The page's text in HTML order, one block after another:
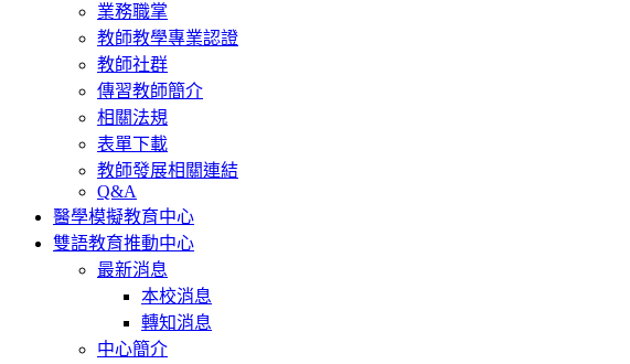
業務職掌
教師教學專業認證
教師社群
傳習教師簡介
相關法規
表單下載
教師發展相關連結
Q&A
醫學模擬教育中心
雙語教育推動中心
最新消息
本校消息
轉知消息
中心簡介